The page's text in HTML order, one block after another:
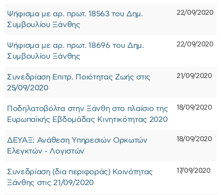
Ψήφισμα με αρ. πρωτ. 18563 του Δημ.
Συμβουλίου Ξάνθης
22/09/2020
Ψήφισμα με αρ. πρωτ. 18696 του Δημ.
Συμβουλίου Ξάνθης
22/09/2020
Συνεδρίαση Επιτρ. Ποιότητας Ζωής στις
25/09/2020
21/09/2020
Ποδηλατοβόλτα στην Ξάνθη στο πλαίσιο της
Ευρωπαϊκής Εβδομάδας Κινητικότητας 2020
18/09/2020
ΔΕΥΑΞ: Ανάθεση Υπηρεσιών Ορκωτών
Ελεγκτών - Λογιστών
18/09/2020
Συνεδρίαση (δια περιφοράς) Κοινότητας
Ξάνθης στις 21/09/2020
17/09/2020